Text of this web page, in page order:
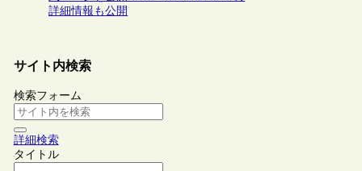
詳細情報も公開
サイト内検索
検索フォーム
詳細検索
タイトル